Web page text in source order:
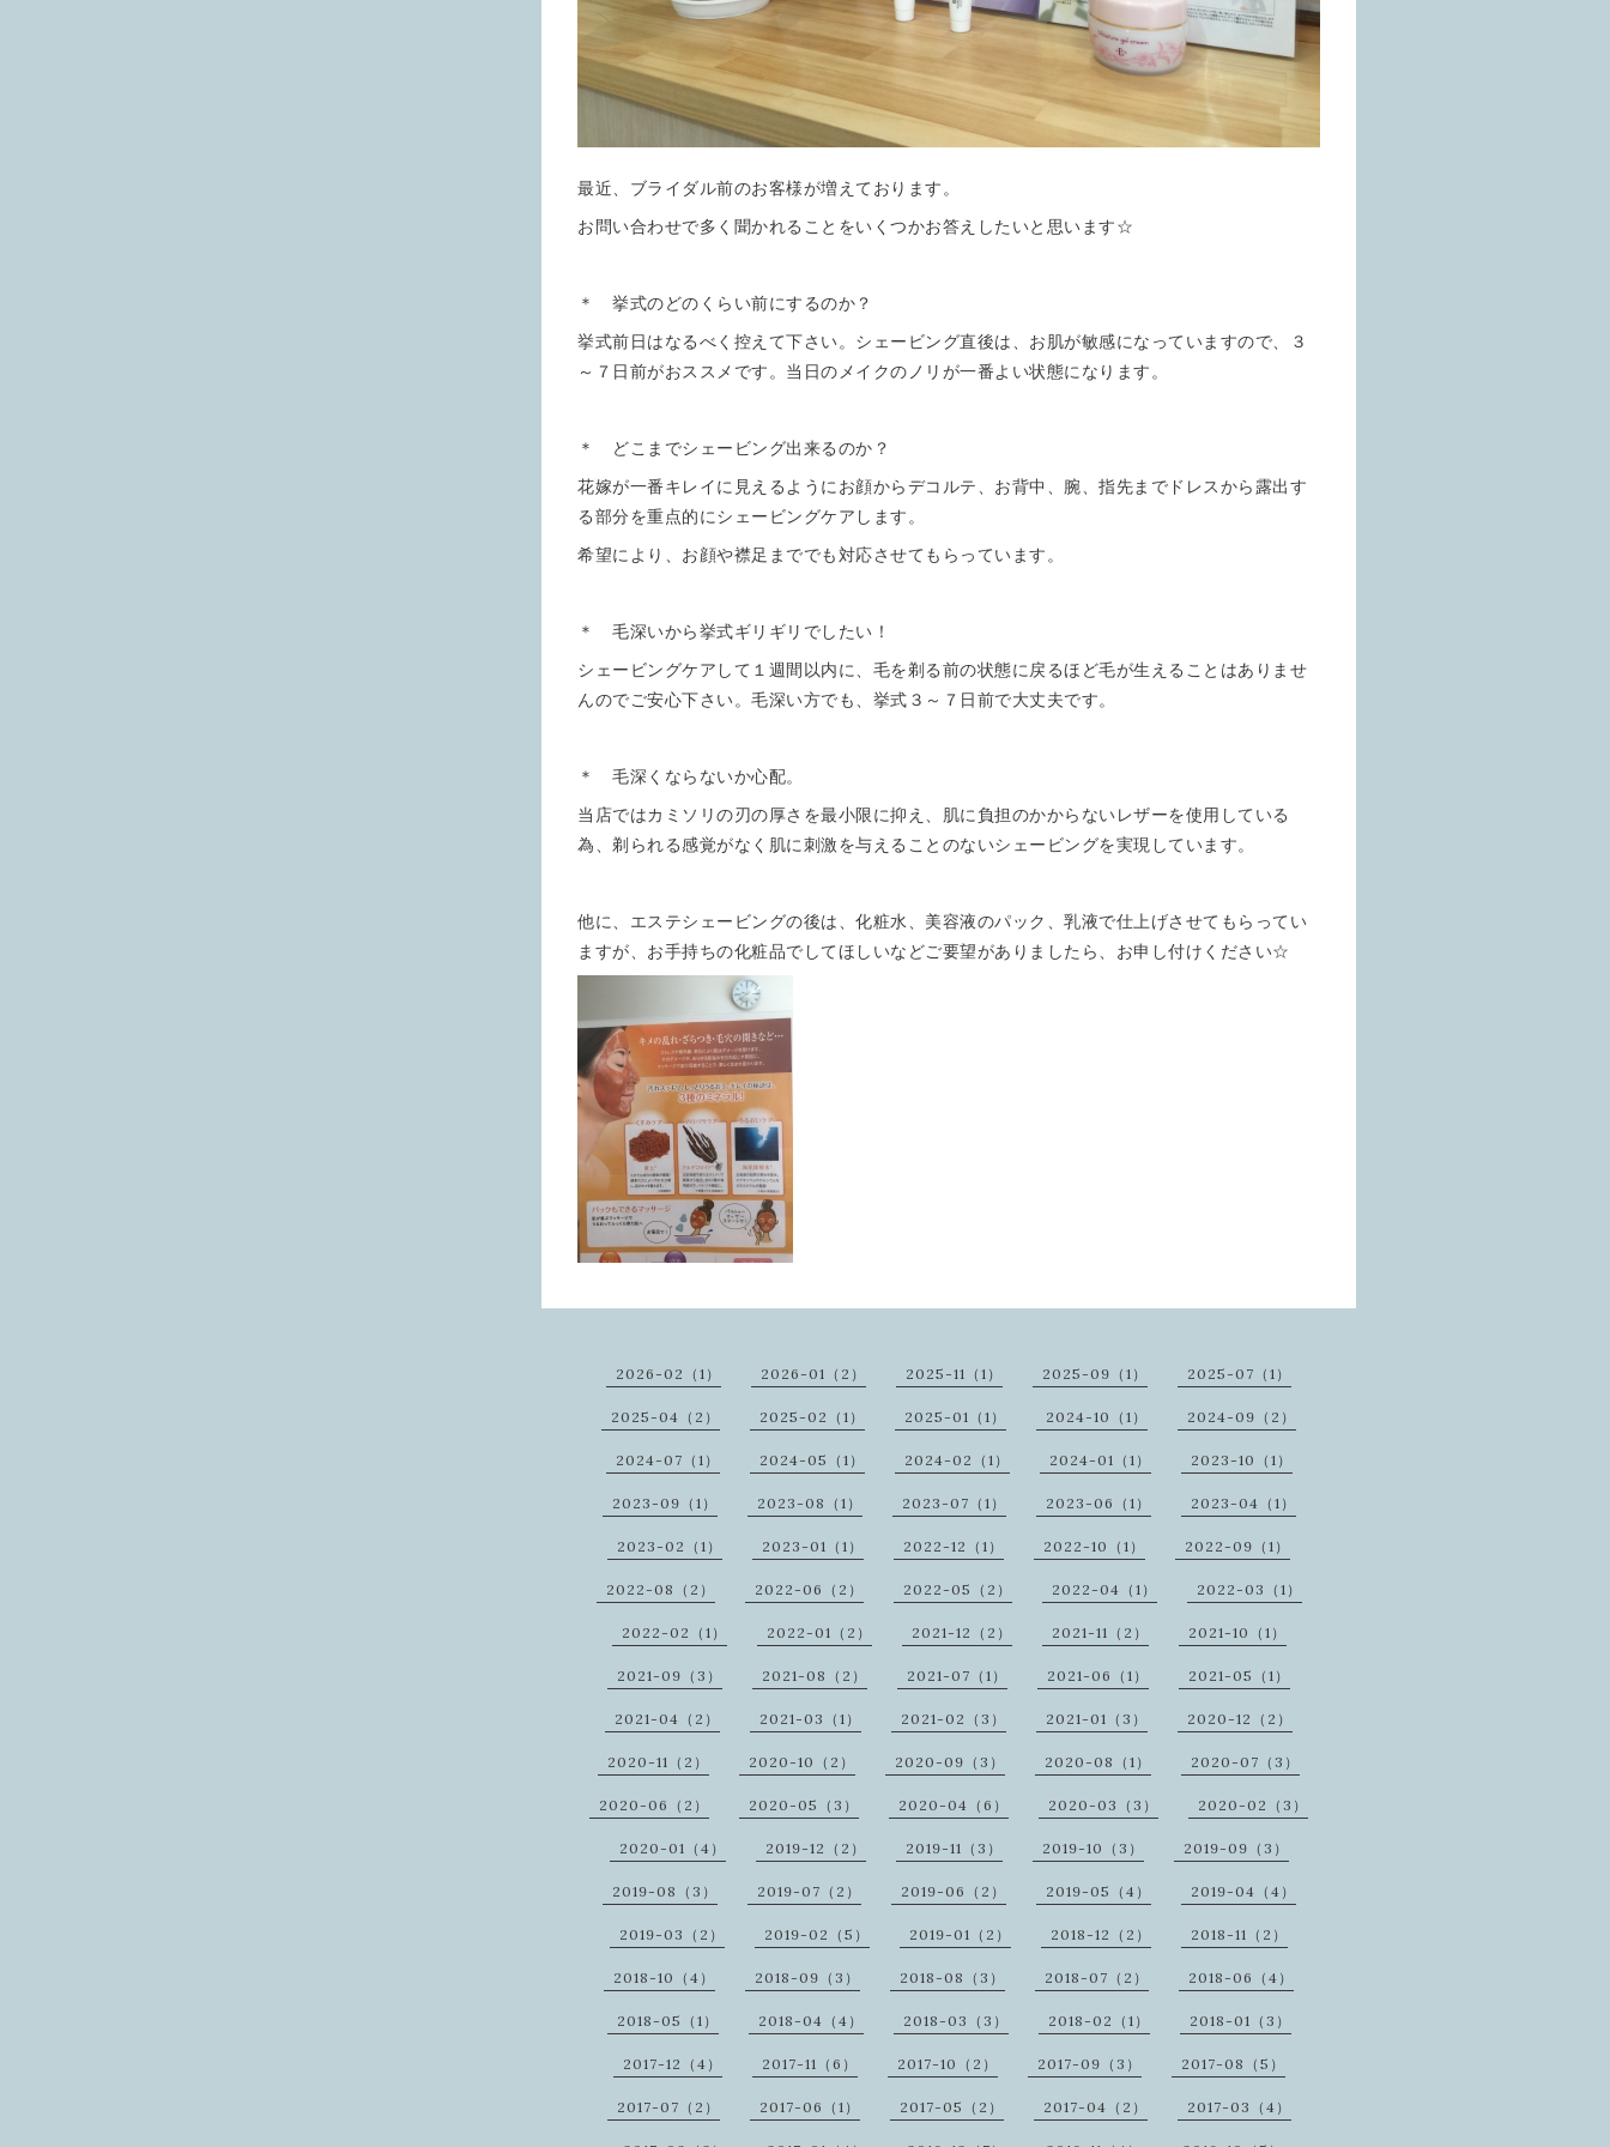
最近、ブライダル前のお客様が増えております。
お問い合わせで多く聞かれることをいくつかお答えしたいと思います☆
＊ 挙式のどのくらい前にするのか？
挙式前日はなるべく控えて下さい。シェービング直後は、お肌が敏感になっていますので、３
～７日前がおススメです。当日のメイクのノリが一番よい状態になります。
＊ どこまでシェービング出来るのか？
花嫁が一番キレイに見えるようにお顔からデコルテ、お背中、腕、指先までドレスから露出す
る部分を重点的にシェービングケアします。
希望により、お顔や襟足まででも対応させてもらっています。
＊ 毛深いから挙式ギリギリでしたい！
シェービングケアして１週間以内に、毛を剃る前の状態に戻るほど毛が生えることはありませ
んのでご安心下さい。毛深い方でも、挙式３～７日前で大丈夫です。
＊ 毛深くならないか心配。
当店ではカミソリの刃の厚さを最小限に抑え、肌に負担のかからないレザーを使用している
為、剃られる感覚がなく肌に刺激を与えることのないシェービングを実現しています。
他に、エステシェービングの後は、化粧水、美容液のパック、乳液で仕上げさせてもらってい
ますが、お手持ちの化粧品でしてほしいなどご要望がありましたら、お申し付けください☆
2026-02（1） 2026-01（2） 2025-11（1） 2025-09（1） 2025-07（1）
2025-04（2） 2025-02（1） 2025-01（1） 2024-10（1） 2024-09（2）
2024-07（1） 2024-05（1） 2024-02（1） 2024-01（1） 2023-10（1）
2023-09（1） 2023-08（1） 2023-07（1） 2023-06（1） 2023-04（1）
2023-02（1） 2023-01（1） 2022-12（1） 2022-10（1） 2022-09（1）
2022-08（2） 2022-06（2） 2022-05（2） 2022-04（1） 2022-03（1）
2022-02（1） 2022-01（2） 2021-12（2） 2021-11（2） 2021-10（1）
2021-09（3） 2021-08（2） 2021-07（1） 2021-06（1） 2021-05（1）
2021-04（2） 2021-03（1） 2021-02（3） 2021-01（3） 2020-12（2）
2020-11（2） 2020-10（2） 2020-09（3） 2020-08（1） 2020-07（3）
2020-06（2） 2020-05（3） 2020-04（6） 2020-03（3） 2020-02（3）
2020-01（4） 2019-12（2） 2019-11（3） 2019-10（3） 2019-09（3）
2019-08（3） 2019-07（2） 2019-06（2） 2019-05（4） 2019-04（4）
2019-03（2） 2019-02（5） 2019-01（2） 2018-12（2） 2018-11（2）
2018-10（4） 2018-09（3） 2018-08（3） 2018-07（2） 2018-06（4）
2018-05（1） 2018-04（4） 2018-03（3） 2018-02（1） 2018-01（3）
2017-12（4） 2017-11（6） 2017-10（2） 2017-09（3） 2017-08（5）
2017-07（2） 2017-06（1） 2017-05（2） 2017-04（2） 2017-03（4）